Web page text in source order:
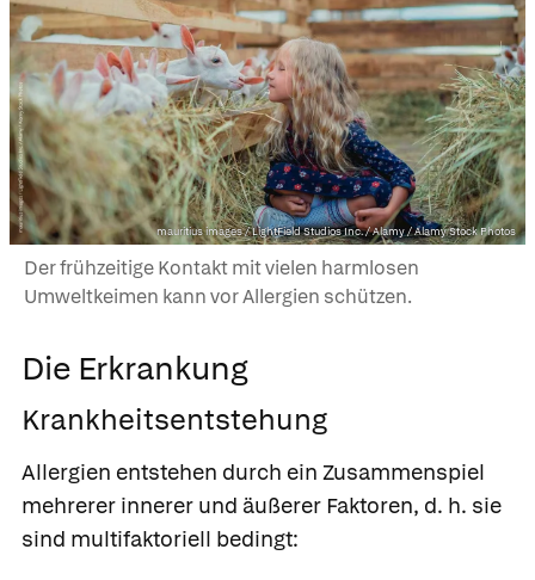
mauritius images / LightField Studios Inc. / Alamy / Alamy Stock Photos
Der frühzeitige Kontakt mit vielen harmlosen
Umweltkeimen kann vor Allergien schützen.
Die Erkrankung
Krankheitsentstehung
Allergien entstehen durch ein Zusammenspiel
mehrerer innerer und äußerer Faktoren, d. h. sie
sind multifaktoriell bedingt: